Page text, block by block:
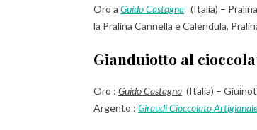
Oro a Guido Castagna (Italia) –
la Pralina Cannella e Calendula,
Gianduiotto al
Oro : Guido Castagna (Italia) –
Argento : Giraudi Cioccolato